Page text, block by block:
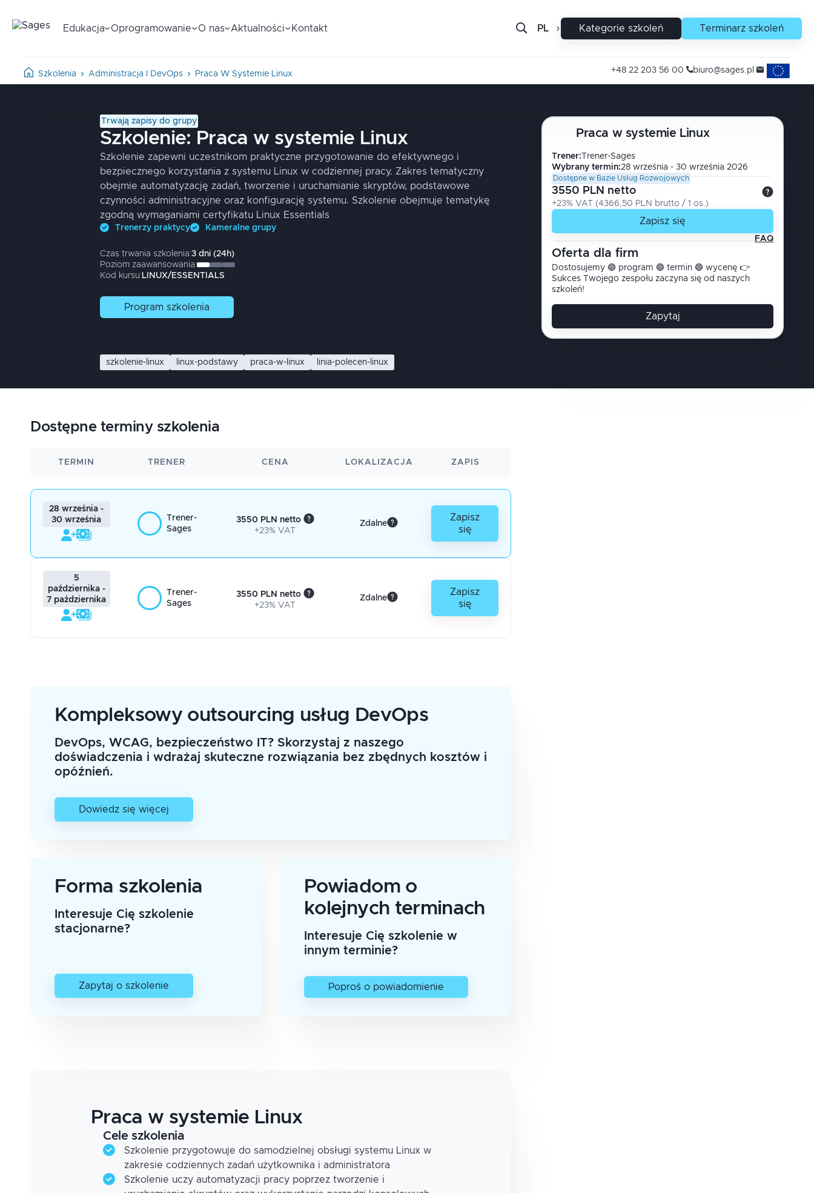
Edukacja Oprogramowanie O nas Aktualności Kontakt PL EN Kategorie szkoleń Terminarz szkoleń
Szkolenia Administracja I DevOps Praca W Systemie Linux +48 22 203 56 00 biuro@sages.pl Projekty
Trwają zapisy do grupy
Szkolenie: Praca w systemie Linux
Szkolenie zapewni uczestnikom praktyczne przygotowanie do efektywnego i
bezpiecznego korzystania z systemu Linux w codziennej pracy. Zakres tematyczny
obejmie automatyzację zadań, tworzenie i uruchamianie skryptów, podstawowe
czynności administracyjne oraz konfigurację systemu. Szkolenie obejmuje tematykę
zgodną wymaganiami certyfikatu Linux Essentials
Trenerzy praktycy Kameralne grupy
Czas trwania szkolenia:3 dni (24h)
Poziom zaawansowania:
Kod kursu:LINUX/ESSENTIALS
Program szkolenia
szkolenie-linux linux-podstawy praca-w-linux linia-polecen-linux
Praca w systemie Linux
Trener: Trener-Sages
Wybrany termin:28 września - 30 września 2026
Dostępne w Bazie Usług Rozwojowych
3550 PLN netto
+23% VAT (4366,50 PLN brutto / 1 os.)
Zapisz się
FAQ
Oferta dla firm
Dostosujemy 🔵 program 🔵 termin 🔵 wycenę 👉
Sukces Twojego zespołu zaczyna się od naszych
szkoleń!
Zapytaj
Dostępne terminy szkolenia
TERMIN TRENER CENA LOKALIZACJA ZAPIS
28 września -
30 września
Trener-
Sages
3550 PLN netto
+23% VAT
Zdalne
Zapisz
się
5
października -
7 października
Trener-
Sages
3550 PLN netto
+23% VAT
Zdalne
Zapisz
się
Kompleksowy outsourcing usług DevOps
DevOps, WCAG, bezpieczeństwo IT? Skorzystaj z naszego
doświadczenia i wdrażaj skuteczne rozwiązania bez zbędnych kosztów i
opóźnień.
Dowiedz się więcej
Forma szkolenia
Interesuje Cię szkolenie
stacjonarne?
Zapytaj o szkolenie
Powiadom o
kolejnych terminach
Interesuje Cię szkolenie w
innym terminie?
Poproś o powiadomienie
Praca w systemie Linux
Cele szkolenia
Szkolenie przygotowuje do samodzielnej obsługi systemu Linux w
zakresie codziennych zadań użytkownika i administratora
Szkolenie uczy automatyzacji pracy poprzez tworzenie i